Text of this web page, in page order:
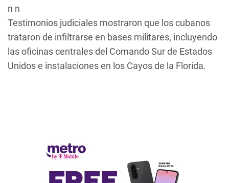
n n
Testimonios judiciales mostraron que los cubanos
trataron de infiltrarse en bases militares, incluyendo
las oficinas centrales del Comando Sur de Estados
Unidos e instalaciones en los Cayos de la Florida.